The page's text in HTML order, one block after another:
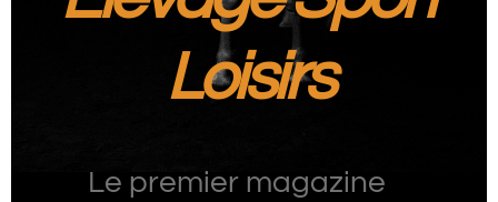
Loisirs
Le premier magazine